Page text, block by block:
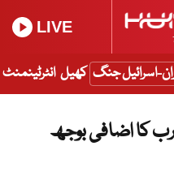
LIVE
اسرائیل جنگ کھیل انٹرٹینمنٹ
بجلی صارفین پر165 ارب کا اضافی بوجھ